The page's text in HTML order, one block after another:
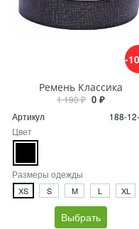
-
Ремень Классика
1 190 ₽ 0 ₽
Артикул
188-
Цвет
Размеры одежды
XS S M L XL
Выбрать